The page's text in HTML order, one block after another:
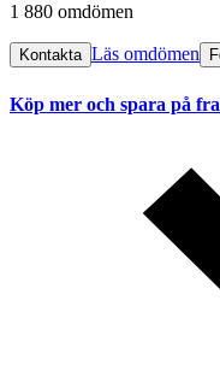
1 880 omdömen
Kontakta Läs omdömen
Köp mer och spara på